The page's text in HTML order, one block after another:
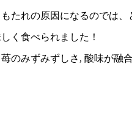
たれの原因になるのでは
く食べられました！
のみずみずしさ, 酸味が融